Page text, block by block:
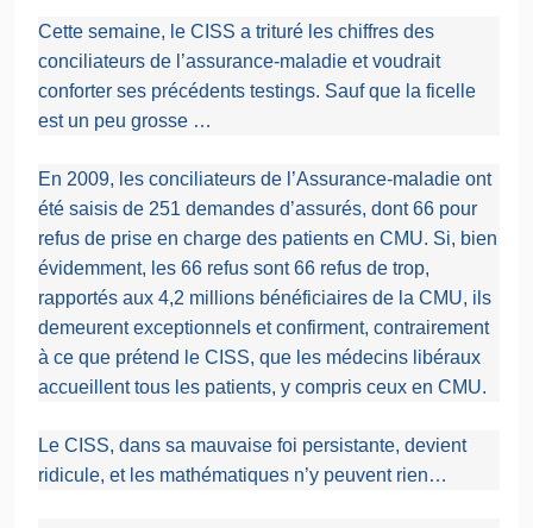
Cette semaine, le CISS a trituré les chiffres des
conciliateurs de l’assurance-maladie et voudrait
conforter ses précédents testings. Sauf que la ficelle
est un peu grosse …
En 2009, les conciliateurs de l’Assurance-maladie ont
été saisis de 251 demandes d’assurés, dont 66 pour
refus de prise en charge des patients en CMU. Si, bien
évidemment, les 66 refus sont 66 refus de trop,
rapportés aux 4,2 millions bénéficiaires de la CMU, ils
demeurent exceptionnels et confirment, contrairement
à ce que prétend le CISS, que les médecins libéraux
accueillent tous les patients, y compris ceux en CMU.
Le CISS, dans sa mauvaise foi persistante, devient
ridicule, et les mathématiques n’y peuvent rien…